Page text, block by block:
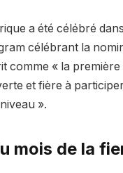
a été célébré
célébrant la
comme « la
et fière à
».
mois de la